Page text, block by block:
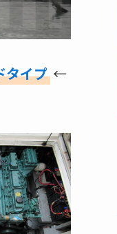
タイプ ←